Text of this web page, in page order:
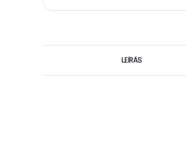
LEÍRÁS